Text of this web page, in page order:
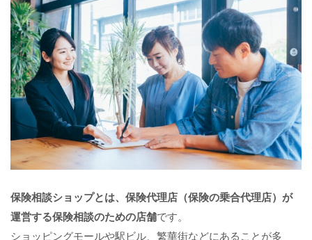
保険相談ショップとは、保険代理店（保険の乗合代理店）が
運営する保険相談のための店舗です。
ショッピングモールや駅ビル、繁華街などにあることが多